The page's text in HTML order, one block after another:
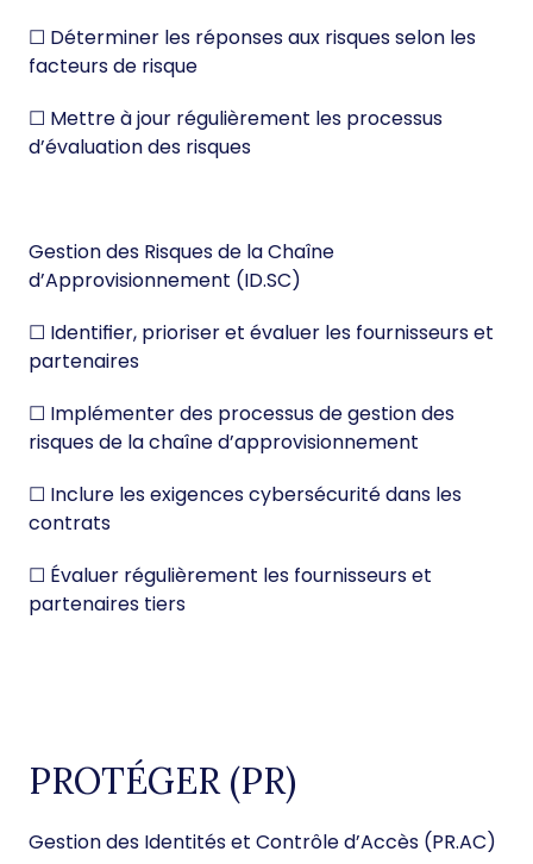
☐ Déterminer les réponses aux risques selon les
facteurs de risque
☐ Mettre à jour régulièrement les processus
d’évaluation des risques
Gestion des Risques de la Chaîne
d’Approvisionnement (ID.SC)
☐ Identifier, prioriser et évaluer les fournisseurs et
partenaires
☐ Implémenter des processus de gestion des
risques de la chaîne d’approvisionnement
☐ Inclure les exigences cybersécurité dans les
contrats
☐ Évaluer régulièrement les fournisseurs et
partenaires tiers
PROTÉGER (PR)
Gestion des Identités et Contrôle d’Accès (PR.AC)